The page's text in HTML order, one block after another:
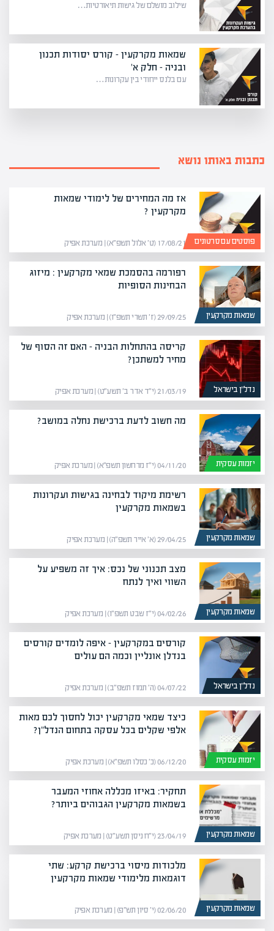
שילוב מושלם של גישות תיאורטיות…
שמאות מקרקעין – קורס יסודות תכנון
ובניה – חלק א'
עם בלנס ייחודי בין עקרונות…
כתבות באותו נושא
פוסטים עם סרטונים
אז מה המחירים של לימודי שמאות
מקרקעין ?
17/08/21 (ט׳ אלול תשפ״א) | מערכת אפיק
שמאות מקרקעין
רפורמה בהסמכת שמאי מקרקעין : מיזוג
הבחינות הסופיות
29/09/25 (ז׳ תשרי תשפ״ו) | מערכת אפיק
נדל”ן בישראל
קריסה בהתחלות הבניה – האם זה הסוף של
מחיר למשתכן?
21/03/19 (י״ד אדר ב׳ תשע״ט) | מערכת אפיק
יזמות עסקית
מה חשוב לדעת ברכישת נחלה במושב?
04/11/20 (י״ז מרחשון תשפ״א) | מערכת אפיק
שמאות מקרקעין
רשימת מיקוד לבחינה בגישות ועקרונות
בשמאות מקרקעין
29/04/25 (א׳ אייר תשפ״ה) | מערכת אפיק
שמאות מקרקעין
מצב תכנוני של נכס: איך זה משפיע על
השווי ואיך לנתח
04/02/26 (י״ז שבט תשפ״ו) | מערכת אפיק
נדל”ן בישראל
קורסים במקרקעין – איפה לומדים קורסים
בנדלן אונליין וכמה הם עולים
04/07/22 (ה׳ תמוז תשפ״ב) | מערכת אפיק
יזמות עסקית
כיצד שמאי מקרקעין יכול לחסוך לכם מאות
אלפי שקלים בכל עסקה בתחום הנדל"ן?
06/12/20 (כ׳ כסלו תשפ״א) | מערכת אפיק
שמאות מקרקעין
תחקיר: באיזו מכללה אחוזי המעבר
בשמאות מקרקעין הגבוהים ביותר?
23/04/19 (י״ח ניסן תשע״ט) | מערכת אפיק
שמאות מקרקעין
מלכודות מיסוי ברכישת קרקע: שתי
דוגמאות מלימודי שמאות מקרקעין
02/06/20 (י׳ סיון תש״פ) | מערכת אפיק